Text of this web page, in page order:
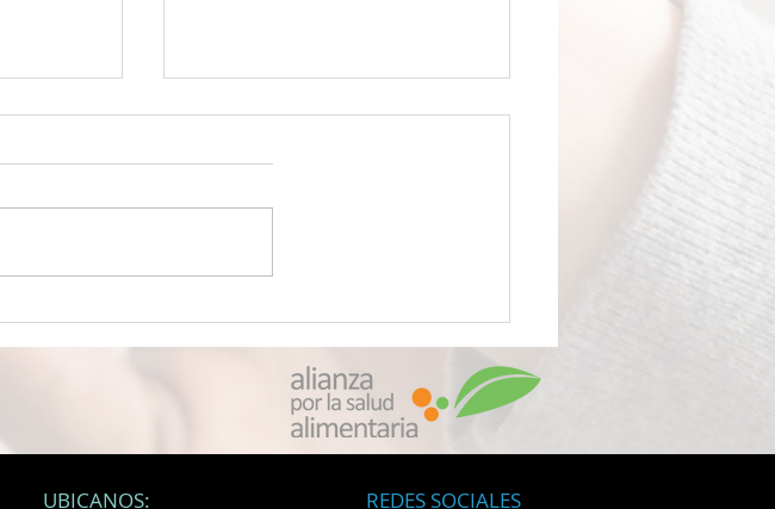
pero la antigua respuesta de la
naturaleza está haciendo un
regreso científico triunfal
UBICANOS: REDES SOCIALES